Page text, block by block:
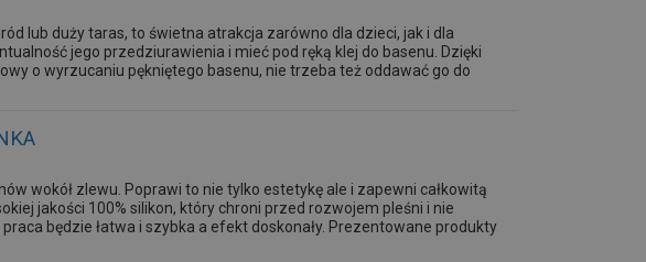
lub duży taras, to świetna atrakcja zarówno dla dzieci, jak i dla
jego przedziurawienia i mieć pod ręką klej do basenu. Dzięki
o wyrzucaniu pękniętego basenu, nie trzeba też oddawać go do
wokół zlewu. Poprawi to nie tylko estetykę ale i zapewni całkowitą
jakości 100% silikon, który chroni przed rozwojem pleśni i nie
będzie łatwa i szybka a efekt doskonały. Prezentowane produkty